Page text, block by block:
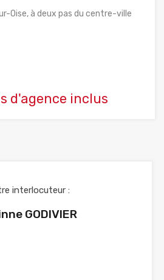
Oise, à deux pas du centre-ville
d'agence inclus
interlocuteur :
GODIVIER